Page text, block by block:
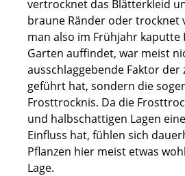
vertrocknet das Blätterkleid
braune Ränder oder trocknet
man also im Frühjahr kaputte
Garten auffindet, war meist
ausschlaggebende Faktor der
geführt hat, sondern die
Frosttrocknis. Da die
und halbschattigen Lagen
Einfluss hat, fühlen sich
Pflanzen hier meist etwas
Lage.